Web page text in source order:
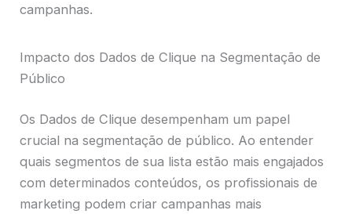
campanhas.
Impacto dos Dados de Clique na Segmentação de
Público
Os Dados de Clique desempenham um papel
crucial na segmentação de público. Ao entender
quais segmentos de sua lista estão mais engajados
com determinados conteúdos, os profissionais de
marketing podem criar campanhas mais